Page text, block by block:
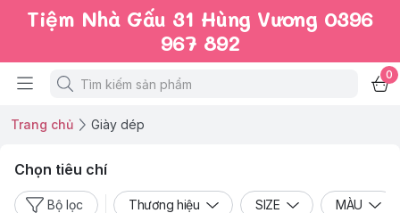
Tiệm Nhà Gấu 31 Hùng Vương 0396
967 892
0
Trang chủ Giày dép
Chọn tiêu chí
Bộ lọc Thương hiệu SIZE MÀU